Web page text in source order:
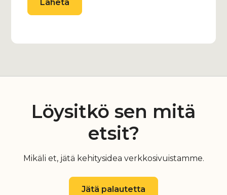
Löysitkö sen mitä
etsit?
Mikäli et, jätä kehitysidea verkkosivuistamme.
Jätä palautetta